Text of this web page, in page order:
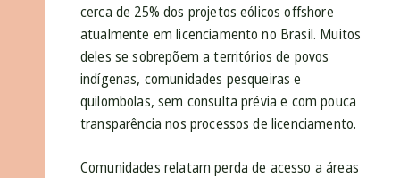
cerca de 25% dos projetos eólicos offshore
atualmente em licenciamento no Brasil. Muitos
deles se sobrepõem a territórios de povos
indígenas, comunidades pesqueiras e
quilombolas, sem consulta prévia e com pouca
transparência nos processos de licenciamento.
Comunidades relatam perda de acesso a áreas